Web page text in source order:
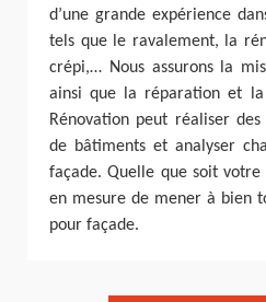
d’une grande expérience
tels que le ravalement, la
crépi,… Nous assurons la
ainsi que la réparation et la
Rénovation peut réaliser
de bâtiments et analyser
façade. Quelle que soit votre
en mesure de mener à bien
pour façade.